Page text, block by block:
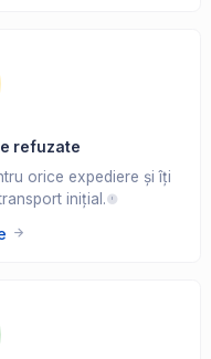
refuzate
orice expediere și îți
inițial.